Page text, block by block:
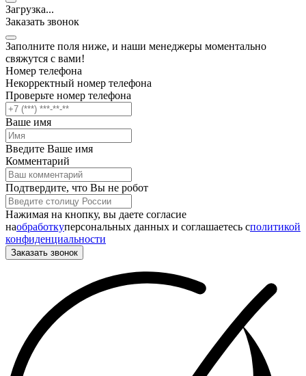
Загрузка...
Заказать звонок
Заполните поля ниже, и наши менеджеры моментально
свяжутся с вами!
Номер телефона
Некорректный номер телефона
Проверьте номер телефона
Ваше имя
Введите Ваше имя
Комментарий
Подтвердите, что Вы не робот
Нажимая на кнопку, вы даете согласие
наобработкуперсональных данных и соглашаетесь cполитикой
конфиденциальности
Заказать звонок